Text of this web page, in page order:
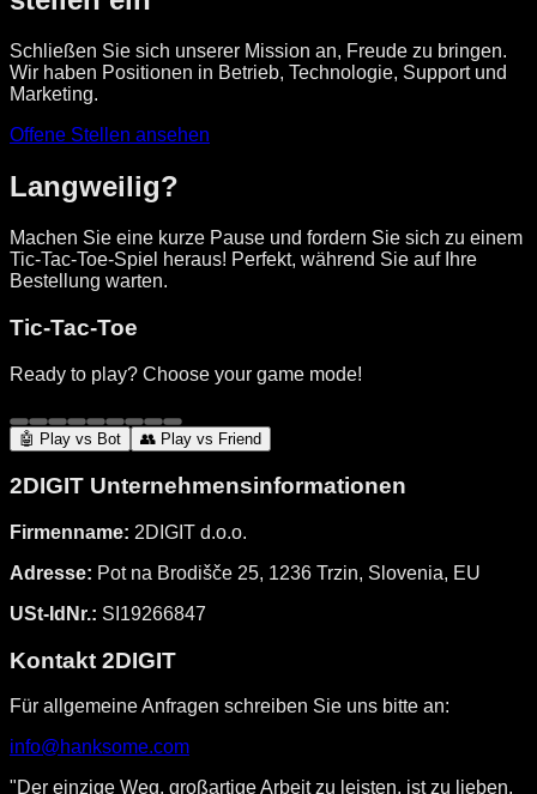
Schließen Sie sich unserer Mission an, Freude zu bringen.
Wir haben Positionen in Betrieb, Technologie, Support und
Marketing.
Offene Stellen ansehen
Langweilig?
Machen Sie eine kurze Pause und fordern Sie sich zu einem
Tic-Tac-Toe-Spiel heraus! Perfekt, während Sie auf Ihre
Bestellung warten.
Tic-Tac-Toe
Ready to play? Choose your game mode!
🤖 Play vs Bot 👥 Play vs Friend
2DIGIT Unternehmensinformationen
Firmenname: 2DIGIT d.o.o.
Adresse: Pot na Brodišče 25, 1236 Trzin, Slovenia, EU
USt-IdNr.: SI19266847
Kontakt 2DIGIT
Für allgemeine Anfragen schreiben Sie uns bitte an:
info@hanksome.com
"Der einzige Weg, großartige Arbeit zu leisten, ist zu lieben,